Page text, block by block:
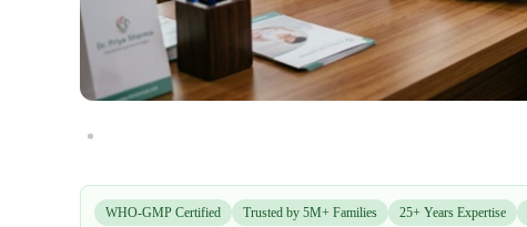
WHO-GMP Certified Trusted by 5M+ Families 25+ Years Expertise